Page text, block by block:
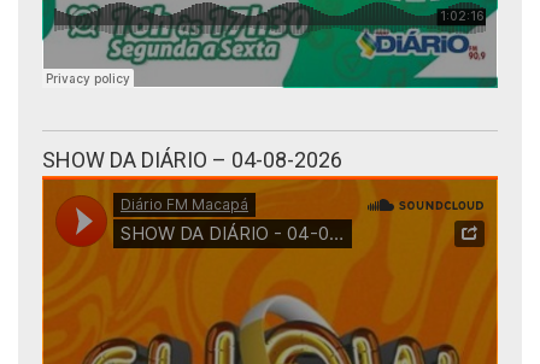
SHOW DA DIÁRIO – 04-08-2026